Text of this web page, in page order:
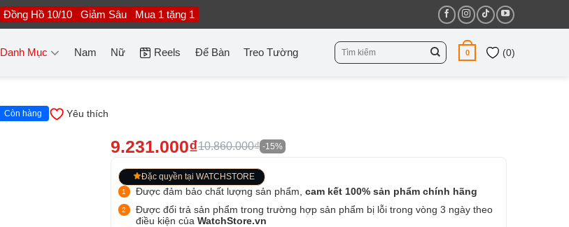
Đồng Hồ 10/10 Giảm Sâu Mua 1 tặng 1
Danh Mục Nam Nữ Reels Để Bàn Treo Tường
Tìm
kiếm:
0 (0)
Còn hàng Yêu thích
9.231.000₫10.860.000₫ -15%
Đặc quyền tại WATCHSTORE
Được đảm bảo chất lượng sản phẩm, cam kết 100% sản phẩm chính hãng
Được đổi trả sản phẩm trong trường hợp sản phẩm bị lỗi trong vòng 3 ngày theo
điều kiện của WatchStore.vn